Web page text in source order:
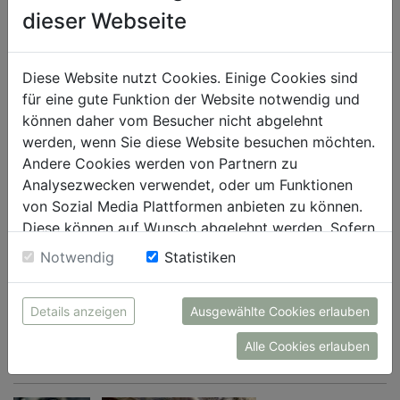
WITEBLAZE impresses sports enthusiasts and SPORT 2000
retailers alike.
SPORT 2000 International (reproduction free of charge when citing the
source)
DOWNLOAD
dieser Webseite
Diese Website nutzt Cookies. Einige Cookies sind
für eine gute Funktion der Website notwendig und
können daher vom Besucher nicht abgelehnt
werden, wenn Sie diese Website besuchen möchten.
Andere Cookies werden von Partnern zu
Analysezwecken verwendet, oder um Funktionen
von Sozial Media Plattformen anbieten zu können.
Diese können auf Wunsch abgelehnt werden. Sofern
sie unsere Webseite weiter nutzen, geben Sie
Einwilligung zu unseren Cookies.
Notwendig Statistiken
Details anzeigen Ausgewählte Cookies erlauben
Alle Cookies erlauben